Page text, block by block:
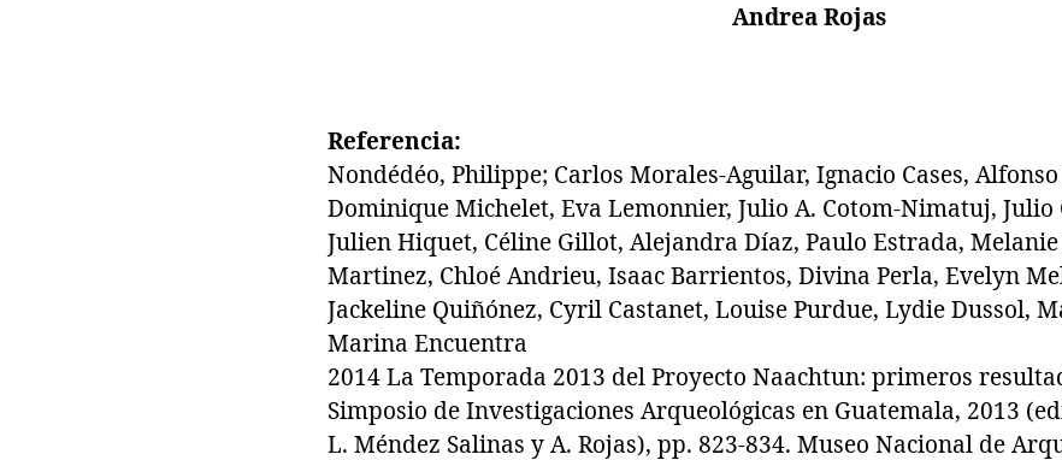
Andrea Rojas
Referencia:
Nondédéo, Philippe; Carlos Morales-Aguilar, Ignacio Cases,
Dominique Michelet, Eva Lemonnier, Julio A. Cotom-Nimatuj, Julio
Julien Hiquet, Céline Gillot, Alejandra Díaz, Paulo Estrada, Melanie
Martinez, Chloé Andrieu, Isaac Barrientos, Divina Perla, Evelyn
Jackeline Quiñónez, Cyril Castanet, Louise Purdue, Lydie Dussol,
Marina Encuentra
2014 La Temporada 2013 del Proyecto Naachtun: primeros
Simposio de Investigaciones Arqueológicas en Guatemala, 2013
L. Méndez Salinas y A. Rojas), pp. 823-834. Museo Nacional de